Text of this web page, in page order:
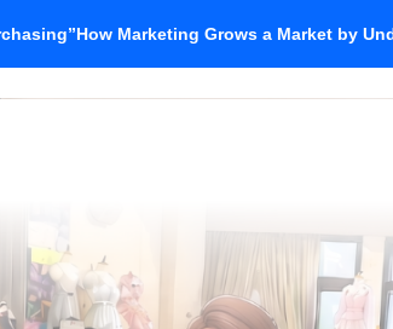
Marketing Grows a Market by